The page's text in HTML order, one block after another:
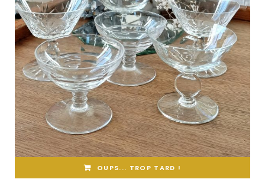
OUPS... TROP TARD !